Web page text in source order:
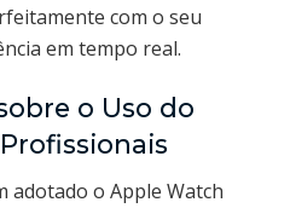
com o seu
em tempo real.
o Uso do
adotado o Apple Watch